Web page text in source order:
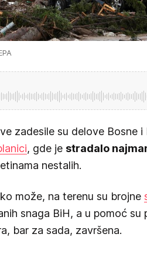
zadesile su delove Bosne i
, gde je stradalo
nestalih.
može, na terenu su brojne
snaga BiH, a u pomoć su
bar za sada, završena.